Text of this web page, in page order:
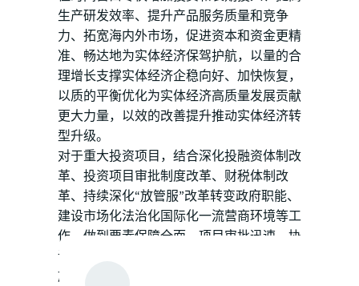
生产研发效率、提升产品服务质量和竞争
力、拓宽海内外市场，促进资本和资金更精
准、畅达地为实体经济保驾护航，以量的合
理增长支撑实体经济企稳向好、加快恢复，
以质的平衡优化为实体经济高质量发展贡献
更大力量，以效的改善提升推动实体经济转
型升级。
对于重大投资项目，结合深化投融资体制改
革、投资项目审批制度改革、财税体制改
革、持续深化“放管服”改革转变政府职能、
建设市场化法治化国际化一流营商环境等工
作，做到要素保障全面、项目审批迅速、协
调服务扎实，落实政策承接机制和落地措
施，依法合规加快推进项目前置要素条件工